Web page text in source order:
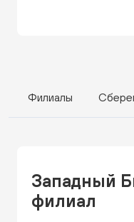
Филиалы
Западный
филиал